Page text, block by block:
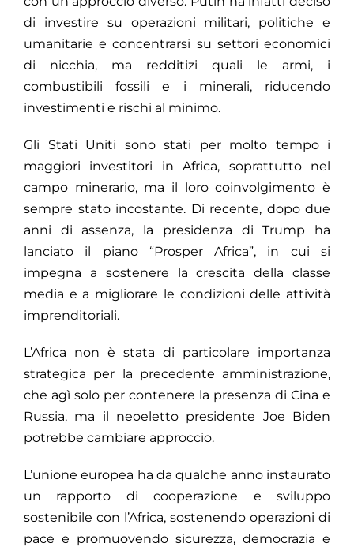
di investire su operazioni militari, politiche e
umanitarie e concentrarsi su settori economici
di nicchia, ma redditizi quali le armi, i
combustibili fossili e i minerali, riducendo
investimenti e rischi al minimo.
Gli Stati Uniti sono stati per molto tempo i
maggiori investitori in Africa, soprattutto nel
campo minerario, ma il loro coinvolgimento è
sempre stato incostante. Di recente, dopo due
anni di assenza, la presidenza di Trump ha
lanciato il piano “Prosper Africa”, in cui si
impegna a sostenere la crescita della classe
media e a migliorare le condizioni delle attività
imprenditoriali.
L’Africa non è stata di particolare importanza
strategica per la precedente amministrazione,
che agì solo per contenere la presenza di Cina e
Russia, ma il neoeletto presidente Joe Biden
potrebbe cambiare approccio.
L’unione europea ha da qualche anno instaurato
un rapporto di cooperazione e sviluppo
sostenibile con l’Africa, sostenendo operazioni di
pace e promuovendo sicurezza, democrazia e